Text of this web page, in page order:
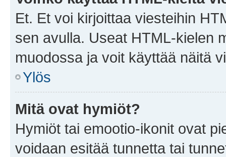
Et. Et voi kirjoittaa viesteihin
sen avulla. Useat HTML-kielen
muodossa ja voit käyttää näitä
Ylös
Mitä ovat hymiöt?
Hymiöt tai emootio-ikonit ovat
voidaan esitää tunnetta tai